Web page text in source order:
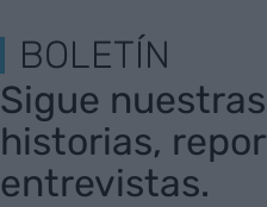
BOLETÍN
Sigue
historias,
entrevistas.